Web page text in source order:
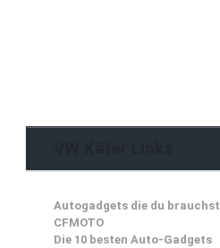
Autogadgets die du brauchst
CFMOTO
Die 10 besten Auto-Gadgets